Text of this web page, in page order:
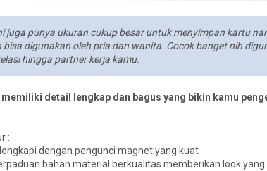
juga punya ukuran cukup besar untuk menyimpan kartu
digunakan oleh pria dan wanita. Cocok banget nih
hingga partner kerja kamu.
detail lengkap dan bagus yang bikin kamu
:
dengan pengunci magnet yang kuat
bahan material berkualitas memberikan look